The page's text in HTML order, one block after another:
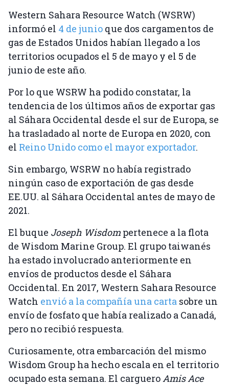
Western Sahara Resource Watch (WSRW)
informó el 4 de junio que dos cargamentos de
gas de Estados Unidos habían llegado a los
territorios ocupados el 5 de mayo y el 5 de
junio de este año.
Por lo que WSRW ha podido constatar, la
tendencia de los últimos años de exportar gas
al Sáhara Occidental desde el sur de Europa, se
ha trasladado al norte de Europa en 2020, con
el Reino Unido como el mayor exportador.
Sin embargo, WSRW no había registrado
ningún caso de exportación de gas desde
EE.UU. al Sáhara Occidental antes de mayo de
2021.
El buque Joseph Wisdom pertenece a la flota
de Wisdom Marine Group. El grupo taiwanés
ha estado involucrado anteriormente en
envíos de productos desde el Sáhara
Occidental. En 2017, Western Sahara Resource
Watch envió a la compañía una carta sobre un
envío de fosfato que había realizado a Canadá,
pero no recibió respuesta.
Curiosamente, otra embarcación del mismo
Wisdom Group ha hecho escala en el territorio
ocupado esta semana. El cargueroAmis Ace